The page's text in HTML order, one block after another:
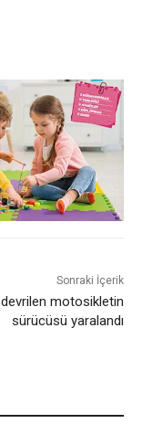
Sonraki İçerik
motosikletin
sürücüsü yaralandı